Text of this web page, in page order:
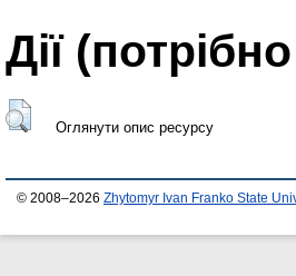
Дії
Оглянути опис ресурсу
© 2008–2026 Zhytomyr Ivan Franko State